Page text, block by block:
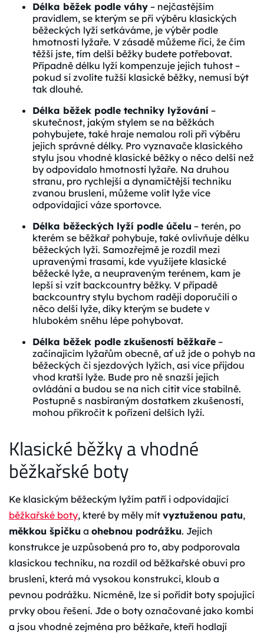
Délka běžek podle váhy – nejčastějším
pravidlem, se kterým se při výběru klasických
běžeckých lyží setkáváme, je výběr podle
hmotnosti lyžaře. V zásadě můžeme říci, že čím
těžší jste, tím delší běžky budete potřebovat.
Případně délku lyží kompenzuje jejich tuhost –
pokud si zvolíte tužší klasické běžky, nemusí být
tak dlouhé.
Délka běžek podle techniky lyžování –
skutečnost, jakým stylem se na běžkách
pohybujete, také hraje nemalou roli při výběru
jejich správné délky. Pro vyznavače klasického
stylu jsou vhodné klasické běžky o něco delší než
by odpovídalo hmotnosti lyžaře. Na druhou
stranu, pro rychlejší a dynamičtější techniku
zvanou bruslení, můžeme volit lyže více
odpovídající váze sportovce.
Délka běžeckých lyží podle účelu – terén, po
kterém se běžkař pohybuje, také ovlivňuje délku
běžeckých lyží. Samozřejmě je rozdíl mezi
upravenými trasami, kde využijete klasické
běžecké lyže, a neupraveným terénem, kam je
lepší si vzít backcountry běžky. V případě
backcountry stylu bychom raději doporučili o
něco delší lyže, díky kterým se budete v
hlubokém sněhu lépe pohybovat.
Délka běžek podle zkušeností běžkaře –
začínajícím lyžařům obecně, ať už jde o pohyb na
běžeckých či sjezdových lyžích, asi více přijdou
vhod kratší lyže. Bude pro ně snazší jejich
ovládání a budou se na nich cítit více stabilně.
Postupně s nasbíraným dostatkem zkušeností,
mohou přikročit k pořízení delších lyží.
Klasické běžky a vhodné
běžkařské boty
Ke klasickým běžeckým lyžím patří i odpovídající
běžkařské boty, které by měly mít vyztuženou patu,
měkkou špičku a ohebnou podrážku. Jejich
konstrukce je uzpůsobená pro to, aby podporovala
klasickou techniku, na rozdíl od běžkařské obuvi pro
bruslení, která má vysokou konstrukci, kloub a
pevnou podrážku. Nicméně, lze si pořídit boty spojující
prvky obou řešení. Jde o boty označované jako kombi
a jsou vhodné zejména pro běžkaře, kteří hodlají